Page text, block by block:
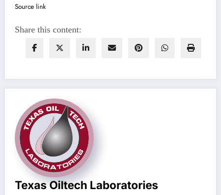
Source link
Share this content:
Texas Oiltech Laboratories